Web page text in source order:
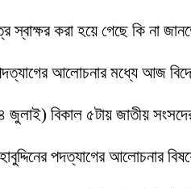
স্বাক্ষর করা হয়ে গেছে কি না
পদত্যাগের আলোচনার মধ্যে আজ
জুলাই) বিকাল ৫টায় জাতীয়
পদত্যাগের আলোচনার